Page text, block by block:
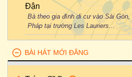
Đận
Bà theo gia đình di cư vào Sài
Pháp tại trường Les Lauriers...
BÀI HÁT MỚI ĐĂNG